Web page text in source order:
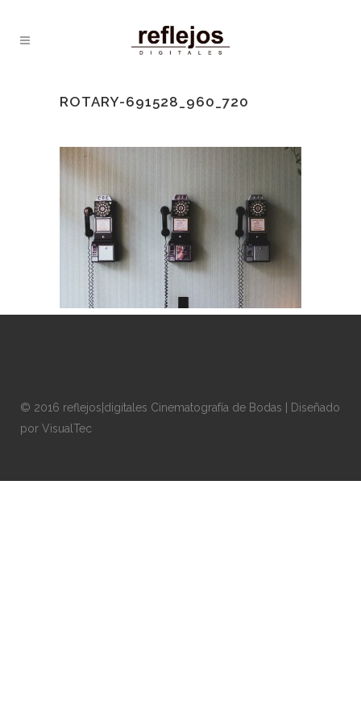
ROTARY-691528_960_720
© 2016 reflejos|digitales Cinematografía de Bodas | Diseñado
por VisualTec